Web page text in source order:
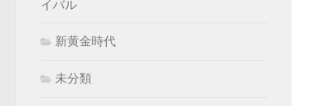
イバル
新黄金時代
未分類